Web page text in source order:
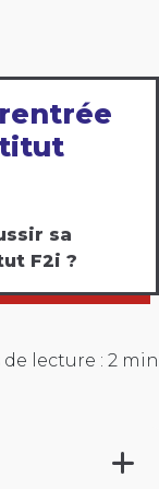
sa
F2i ?
de lecture : 2 min